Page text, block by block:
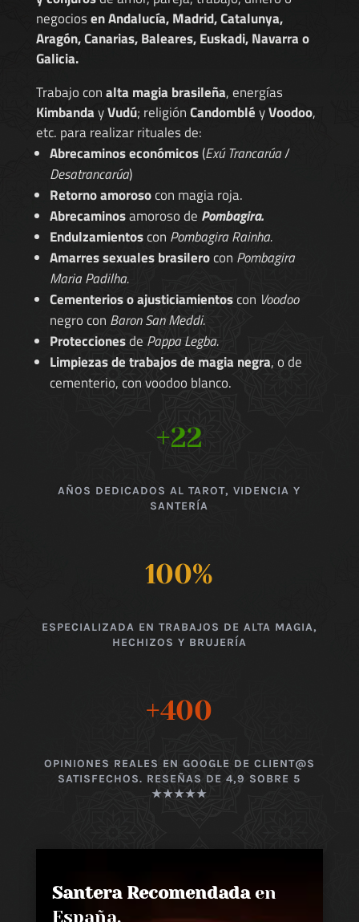
negociosen Andalucía, Madrid, Catalunya,
Aragón, Canarias, Baleares, Euskadi, Navarra o
Galicia.
Trabajo conalta magia brasileña, energías
KimbandayVudú; religiónCandombléyVoodoo,
etc. para realizar rituales de:
Abrecaminos económicos(Exú Trancarúa/
Desatrancarúa)
Retorno amorosocon magia roja.
Abrecaminosamoroso de Pombagira.
Endulzamientoscon Pombagira Rainha.
Amarres sexuales brasilerocon Pombagira
Maria Padilha.
Cementerios o ajusticiamientoscon Voodoo
negro con Baron San Meddi.
Proteccionesde Pappa Legba.
Limpiezas de trabajos de magia negra, o de
cementerio, con voodoo blanco.
+22
AÑOS DEDICADOS AL TAROT, VIDENCIA Y
SANTERÍA
100%
ESPECIALIZADA EN TRABAJOS DE ALTA MAGIA,
HECHIZOS Y BRUJERÍA
+400
OPINIONES REALES EN GOOGLE DE CLIENT@S
SATISFECHOS. RESEÑAS DE 4,9 SOBRE 5
★★★★★
Santera Recomendadaen
España,